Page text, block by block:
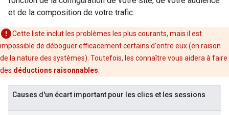
et de la composition de votre trafic.
Cette liste inclut les problèmes les plus courants, mais il est
impossible de déboguer efficacement certains d'entre eux (en raison
de la nature des systèmes). Toutefois, les connaître vous aidera à faire
des déductions raisonnables.
Causes d'un écart important pour les clics et les sessions